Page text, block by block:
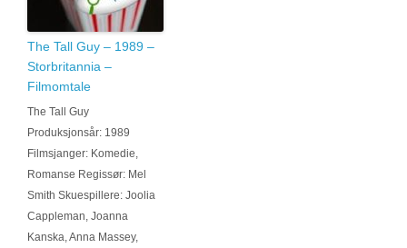
The Tall Guy – 1989 –
Storbritannia –
Filmomtale
The Tall Guy
Produksjonsår: 1989
Filmsjanger: Komedie,
Romanse Regissør: Mel
Smith Skuespillere: Joolia
Cappleman, Joanna
Kanska, Anna Massey,